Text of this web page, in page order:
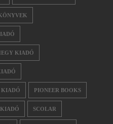
KIADÓ
KIADÓ PIONEER BOOKS
KIADÓ SCOLAR